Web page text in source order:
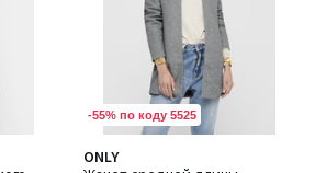
-55% по коду 5525
ONLY
4,5